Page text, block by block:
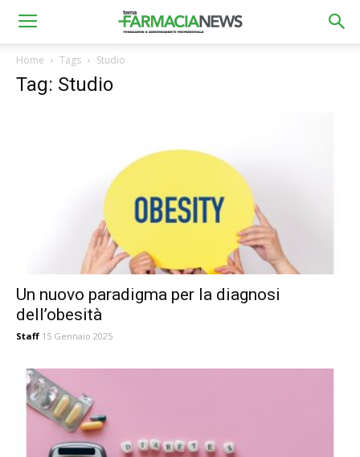
Home Tags Studio
Tag: Studio
Un nuovo paradigma per la diagnosi
dell’obesità
Staff 15 Gennaio 2025